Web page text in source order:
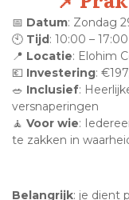
📅 Datum: Zondag
🕙 Tijd: 10:00 –
📍 Locatie: Elohim
💶 Investering:
🥗 Inclusief:
versnaperingen
🧘 Voor wie:
te zakken in
Belangrijk: je dient